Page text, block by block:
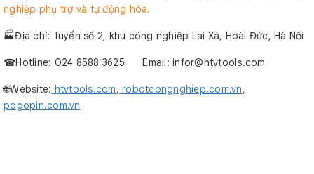
nghiệp phụ trợ và tự động hóa.
🏭Địa chỉ: Tuyến số 2, khu công nghiệp Lai Xá, Hoài Đức, Hà Nội
☎︎Hotline: 024 8588 3625 Email: infor@htvtools.com
🌐Website: htvtools.com, robotcongnghiep.com.vn,
pogopin.com.vn